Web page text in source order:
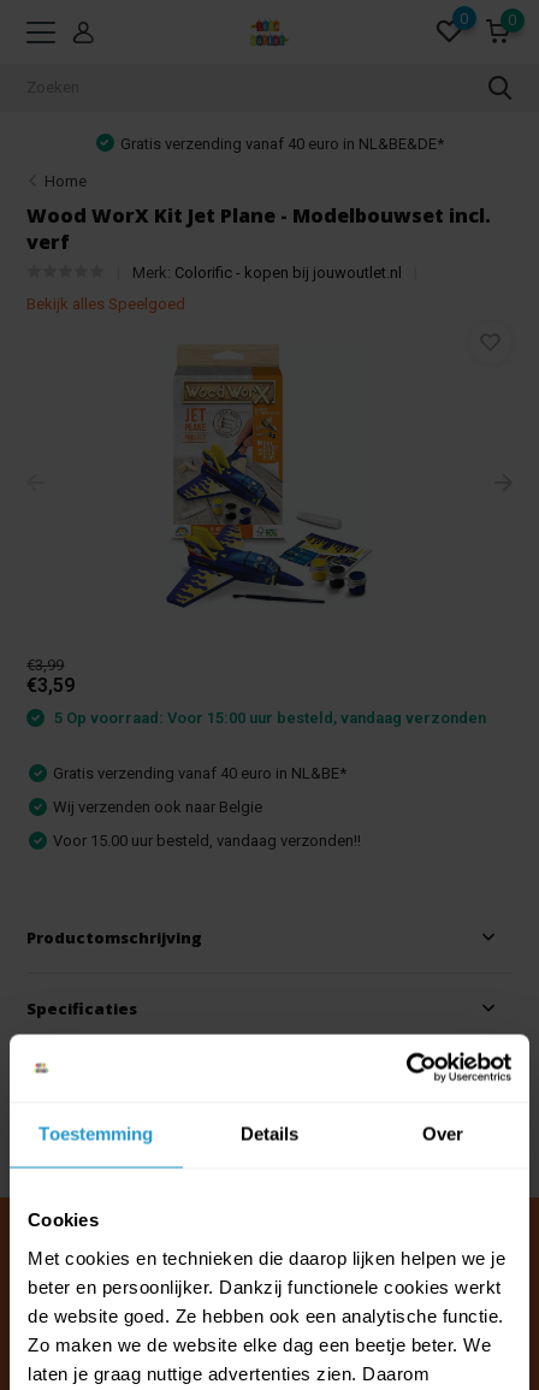
Toestemming Details Over
Cookies
Met cookies en technieken die daarop lijken helpen we je
beter en persoonlijker. Dankzij functionele cookies werkt
de website goed. Ze hebben ook een analytische functie.
Zo maken we de website elke dag een beetje beter. We
laten je graag nuttige advertenties zien. Daarom
0 0
Gratis verzending vanaf 40 euro in NL&BE&DE*
Home
Wood WorX Kit Jet Plane - Modelbouwset incl.
verf
Merk: Colorific - kopen bij jouwoutlet.nl
Bekijk alles Speelgoed
€3,99
€3,59
5 Op voorraad: Voor 15:00 uur besteld, vandaag verzonden
Gratis verzending vanaf 40 euro in NL&BE*
Wij verzenden ook naar Belgie
Voor 15.00 uur besteld, vandaag verzonden!!
Productomschrijving
Specificaties
Reviews
Klantenservice & FAQ
Wij staan voor u klaar.